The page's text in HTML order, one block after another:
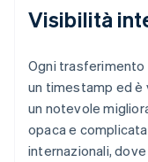
Visibilità
Ogni
un timestamp ed è
un notevole
opaca e
internazionali,